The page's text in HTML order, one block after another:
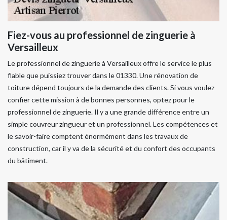
Fiez-vous au professionnel de zinguerie à
Versailleux
Le professionnel de zinguerie à Versailleux offre le service le plus
fiable que puissiez trouver dans le 01330. Une rénovation de
toiture dépend toujours de la demande des clients. Si vous voulez
confier cette mission à de bonnes personnes, optez pour le
professionnel de zinguerie. Il y a une grande différence entre un
simple couvreur zingueur et un professionnel. Les compétences et
le savoir-faire comptent énormément dans les travaux de
construction, car il y va de la sécurité et du confort des occupants
du bâtiment.